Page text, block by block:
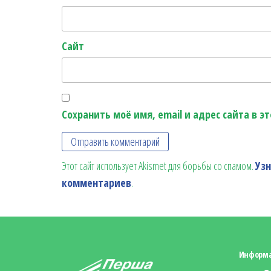
Сайт
Сохранить моё имя, email и адрес сайта в
Этот сайт использует Akismet для борьбы со спамом.
комментариев.